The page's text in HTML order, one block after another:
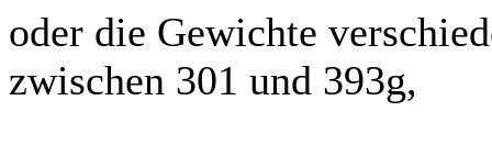
oder die Gewichte
zwischen 301 und 393g,